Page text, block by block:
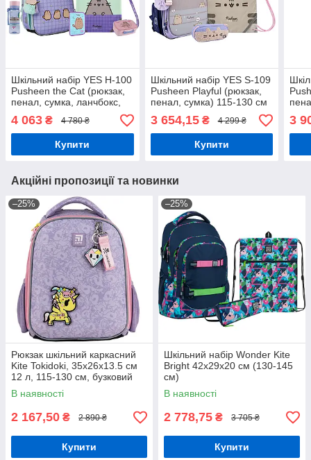
Шкільний набір YES H-100
Pusheen the Cat (рюкзак,
пенал, сумка, ланчбокс,
пляшка) 115-130 см
4 063 ₴ 4 780 ₴
Купити
Шкільний набір YES S-109
Pusheen Playful (рюкзак,
пенал, сумка) 115-130 см
3 654,15₴ 4 299 ₴
Купити
3
Акційні пропозиції та новинки
–25%
Рюкзак шкільний каркасний
Kite Tokidoki, 35x26x13.5 см
12 л, 115-130 см, бузковий
(TK24-555S)
В наявності
2 167,50 ₴ 2 890 ₴
Купити
–25%
Шкільний набір Wonder Kite
Bright 42х29х20 см (130-145
см)
В наявності
2 778,75 ₴ 3 705 ₴
Купити